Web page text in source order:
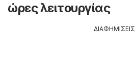
ώρες λειτουργίας
ΔΙΑΦΗΜΙΣΕΙΣ